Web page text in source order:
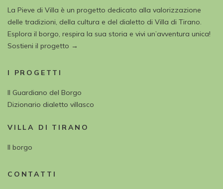
La Pieve di Villa è un progetto dedicato alla valorizzazione
delle tradizioni, della cultura e del dialetto di Villa di Tirano.
Esplora il borgo, respira la sua storia e vivi un’avventura unica!
Sostieni il progetto →
I PROGETTI
Il Guardiano del Borgo
Dizionario dialetto villasco
VILLA DI TIRANO
Il borgo
CONTATTI